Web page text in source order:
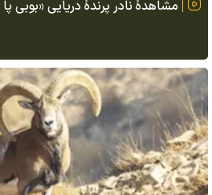
مشاهدهٔ نادر پرندهٔ دریایی «بوبی